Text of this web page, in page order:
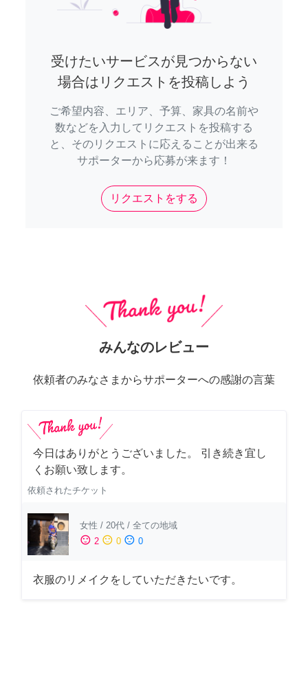
受けたいサービスが見つからない
場合はリクエストを投稿しよう
ご希望内容、エリア、予算、家具の名前や
数などを入力してリクエストを投稿する
と、そのリクエストに応えることが出来る
サポーターから応募が来ます！
リクエストをする
みんなのレビュー
依頼者のみなさまからサポーターへの感謝の言葉
今日はありがとうございました。 引き続き宜し
くお願い致します。
依頼されたチケット
女性 / 20代 / 全ての地域
sentiment_satisfied 2 sentiment_neutral 0 sentiment_dissatisfied 0
衣服のリメイクをしていただきたいです。